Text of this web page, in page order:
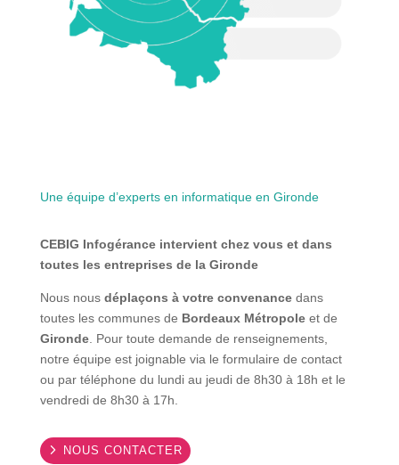
Une équipe d’experts en informatique en Gironde
CEBIG Infogérance intervient chez vous et dans
toutes les entreprises de la Gironde
Nous nous déplaçons à votre convenancedans
toutes les communes de Bordeaux Métropoleet de
Gironde. Pour toute demande de renseignements,
notre équipe est joignable via le formulaire de contact
ou par téléphone du lundi au jeudi de 8h30 à 18h et le
vendredi de 8h30 à 17h.
NOUS CONTACTER